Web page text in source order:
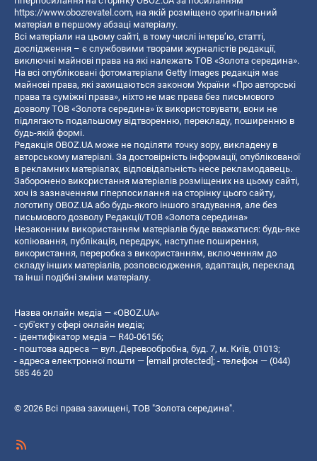
https://www.obozrevatel.com, на якій розміщено оригінальний
матеріал в першому абзаці матеріалу.
Всі матеріали на цьому сайті, в тому числі інтерв’ю, статті,
дослідження – є службовими творами журналістів редакції,
виключні майнові права на які належать ТОВ «Золота середина».
На всі опубліковані фотоматеріали Getty Images редакція має
майнові права, які захищаються законом України «Про авторські
права та суміжні права», ніхто не має права без письмового
дозволу ТОВ «Золота середина» їх використовувати, вони не
підлягають подальшому відтворенню, перекладу, поширенню в
будь-якій формі.
Редакція OBOZ.UA може не поділяти точку зору, викладену в
авторському матеріалі. За достовірність інформації, опублікованої
в рекламних матеріалах, відповідальність несе рекламодавець.
Заборонено використання матеріалів розміщених на цьому сайті,
хоч із зазначенням гіперпосилання на сторінку цього сайту,
логотипу OBOZ.UA або будь-якого іншого згадування, але без
письмового дозволу Редакції/ТОВ «Золота середина»
Незаконним використанням матеріалів буде вважатися: будь-яке
копiювання, публiкацiя, передрук, наступне поширення,
використання, переробка з використанням, включенням до
складу інших матеріалів, розповсюдження, адаптація, переклад
та інші подібні зміни матеріалу.
Назва онлайн медіа — «OBOZ.UA»
- суб'єкт у сфері онлайн медіа;
- ідентифікатор медіа — R40-06156;
- поштова адреса — вул. Деревообробна, буд. 7, м. Київ, 01013;
- адреса електронної пошти — [email protected]; - телефон — (044)
585 46 20
© 2026 Всі права захищені, ТОВ "Золота середина".